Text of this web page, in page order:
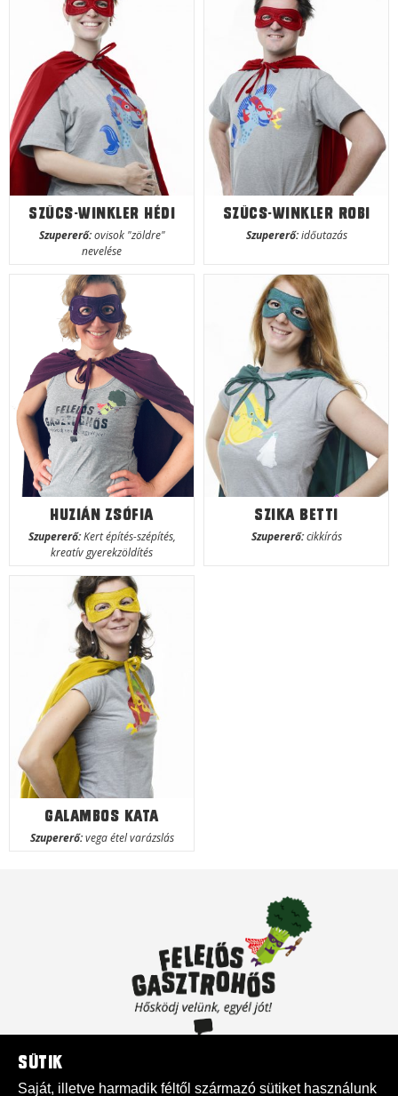
Szücs-Winkler Hédi
Szupererő:ovisok "zöldre"
nevelése
Szücs-Winkler Robi
Szupererő:időutazás
Huzián Zsófia
Szupererő:Kert építés-szépítés,
kreatív gyerekzöldítés
Szika Betti
Szupererő:cikkírás
Galambos Kata
Szupererő:vega étel varázslás
Sütik
Saját, illetve harmadik féltől származó sütiket használunk